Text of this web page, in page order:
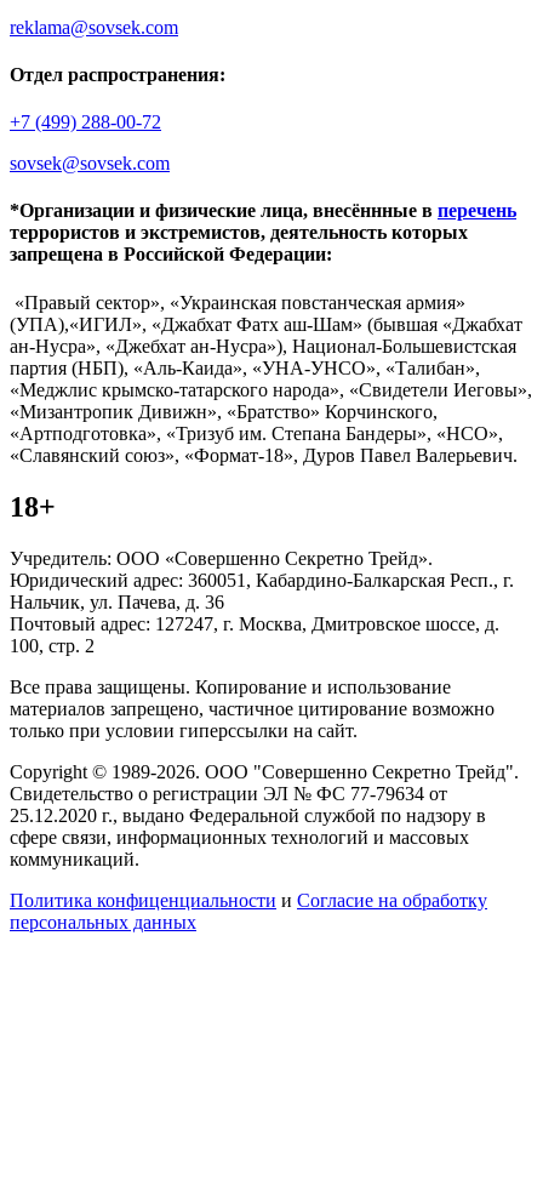
reklama@sovsek.com
Отдел распространения:
+7 (499) 288-00-72
sovsek@sovsek.com
*Организации и физические лица, внесённные в перечень
террористов и экстремистов, деятельность которых
запрещена в Российской Федерации:
«Правый сектор», «Украинская повстанческая армия»
(УПА),«ИГИЛ», «Джабхат Фатх аш-Шам» (бывшая «Джабхат
ан-Нусра», «Джебхат ан-Нусра»), Национал-Большевистская
партия (НБП), «Аль-Каида», «УНА-УНСО», «Талибан»,
«Меджлис крымско-татарского народа», «Свидетели Иеговы»,
«Мизантропик Дивижн», «Братство» Корчинского,
«Артподготовка», «Тризуб им. Степана Бандеры», «НСО»,
«Славянский союз», «Формат-18», Дуров Павел Валерьевич.
18+
Учредитель: ООО «Совершенно Секретно Трейд».
Юридический адрес: 360051, Кабардино-Балкарская Респ., г.
Нальчик, ул. Пачева, д. 36
Почтовый адрес: 127247, г. Москва, Дмитровское шоссе, д.
100, стр. 2
Все права защищены. Копирование и использование
материалов запрещено, частичное цитирование возможно
только при условии гиперссылки на сайт.
Copyright © 1989-2026. ООО "Совершенно Секретно Трейд".
Свидетельство о регистрации ЭЛ № ФС 77-79634 от
25.12.2020 г., выдано Федеральной службой по надзору в
сфере связи, информационных технологий и массовых
коммуникаций.
Политика конфиценциальности и Согласие на обработку
персональных данных